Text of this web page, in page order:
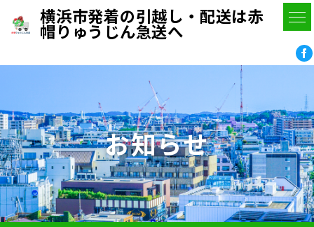
横浜市発着の引越し・配送は赤
帽りゅうじん急送へ
お知らせ